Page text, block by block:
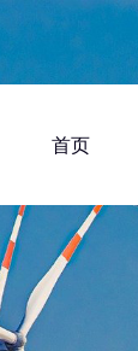
首页